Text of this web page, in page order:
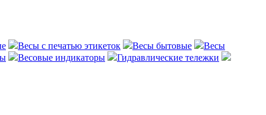
Весы с печатью этикеток Весы бытовые
Весы
Весовые индикаторы Гидравлические тележки